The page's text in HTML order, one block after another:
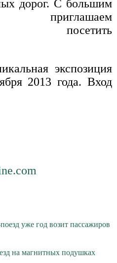
дорог. С большим
приглашаем
посетить
экспозиция
2013 года. Вход
уже год возит пассажиров
на магнитных подушках